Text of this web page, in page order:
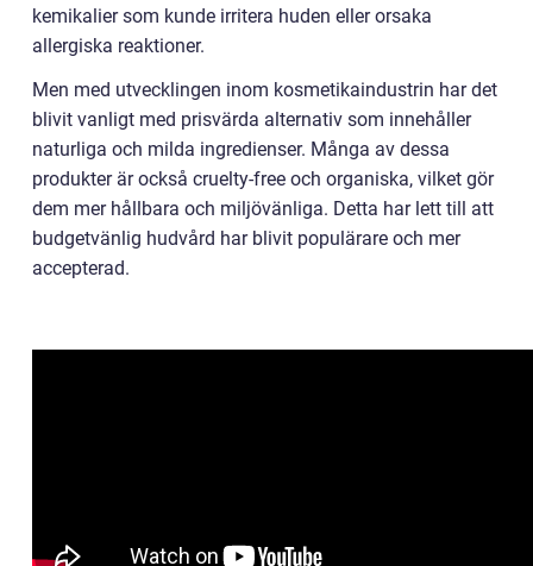
kemikalier som kunde irritera huden eller orsaka
allergiska reaktioner.
Men med utvecklingen inom kosmetikaindustrin har det
blivit vanligt med prisvärda alternativ som innehåller
naturliga och milda ingredienser. Många av dessa
produkter är också cruelty-free och organiska, vilket gör
dem mer hållbara och miljövänliga. Detta har lett till att
budgetvänlig hudvård har blivit populärare och mer
accepterad.